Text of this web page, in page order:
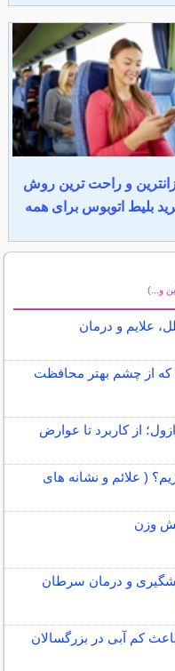
و راحت ترین روش
بلیط اتوبوس برای همه
و...)
علایم و درمان
که از چشم بهتر محافظت
از کاربرد تا عوارض
( علائم و نشانه های
وزن
و درمان سرطان
باعث کم آبی در بزرگسالان